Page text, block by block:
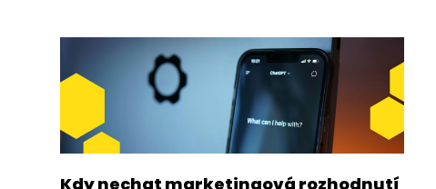
Kdy nechat marketingová rozhodnutí